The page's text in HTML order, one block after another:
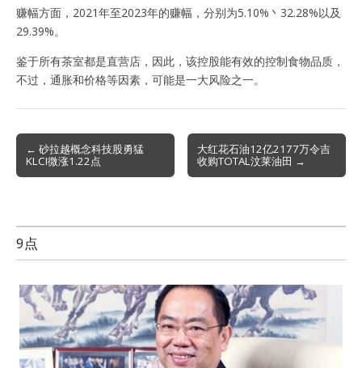
赚幅方面，2021年至2023年的赚幅，分别为5.10%丶32.28%以及
29.39%。
鉴于所有茶室都是直营店，因此，该控股能有效的控制食物品质，
不过，通胀和价格等因素，可能是一大风险之一。
Post
navigation
← 砂拉越概念科技股勇猛
KLCI微涨1.22点
大红花石油12亿2177万令吉
收购TOTAL汶莱油田 →
9点